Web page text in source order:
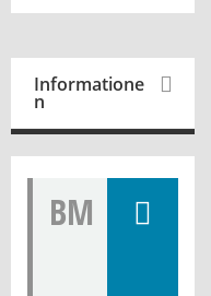
Informatione
n
BM
Öffen
tliche